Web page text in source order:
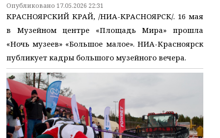
Опубликовано 17.05.2026 22:31
КРАСНОЯРСКИЙ КРАЙ, /НИА-КРАСНОЯРСК/. 16 мая
в Музейном центре «Площадь Мира» прошла
«Ночь музеев» «Большое малое». НИА-Красноярск
публикует кадры большого музейного вечера.